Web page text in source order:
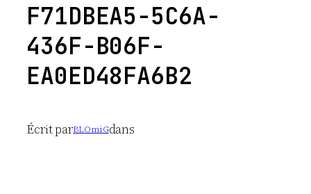
F71DBEA5-5C6A-
436F-B06F-
EA0ED48FA6B2
Écrit parBLOmiGdans